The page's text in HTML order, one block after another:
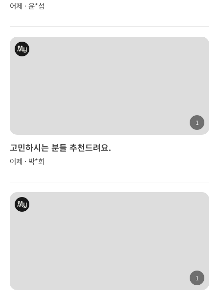
어제 · 윤*섭
1
고민하시는 분들 추천드려요.
어제 · 박*희
1